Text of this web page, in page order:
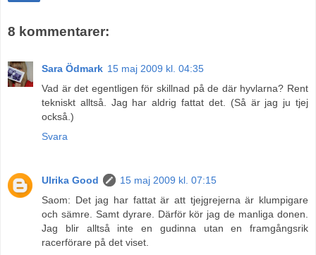
8 kommentarer:
Sara Ödmark 15 maj 2009 kl. 04:35
Vad är det egentligen för skillnad på de där hyvlarna? Rent
tekniskt alltså. Jag har aldrig fattat det. (Så är jag ju tjej
också.)
Svara
Ulrika Good
15 maj 2009 kl. 07:15
Saom: Det jag har fattat är att tjejgrejerna är klumpigare
och sämre. Samt dyrare. Därför kör jag de manliga donen.
Jag blir alltså inte en gudinna utan en framgångsrik
racerförare på det viset.